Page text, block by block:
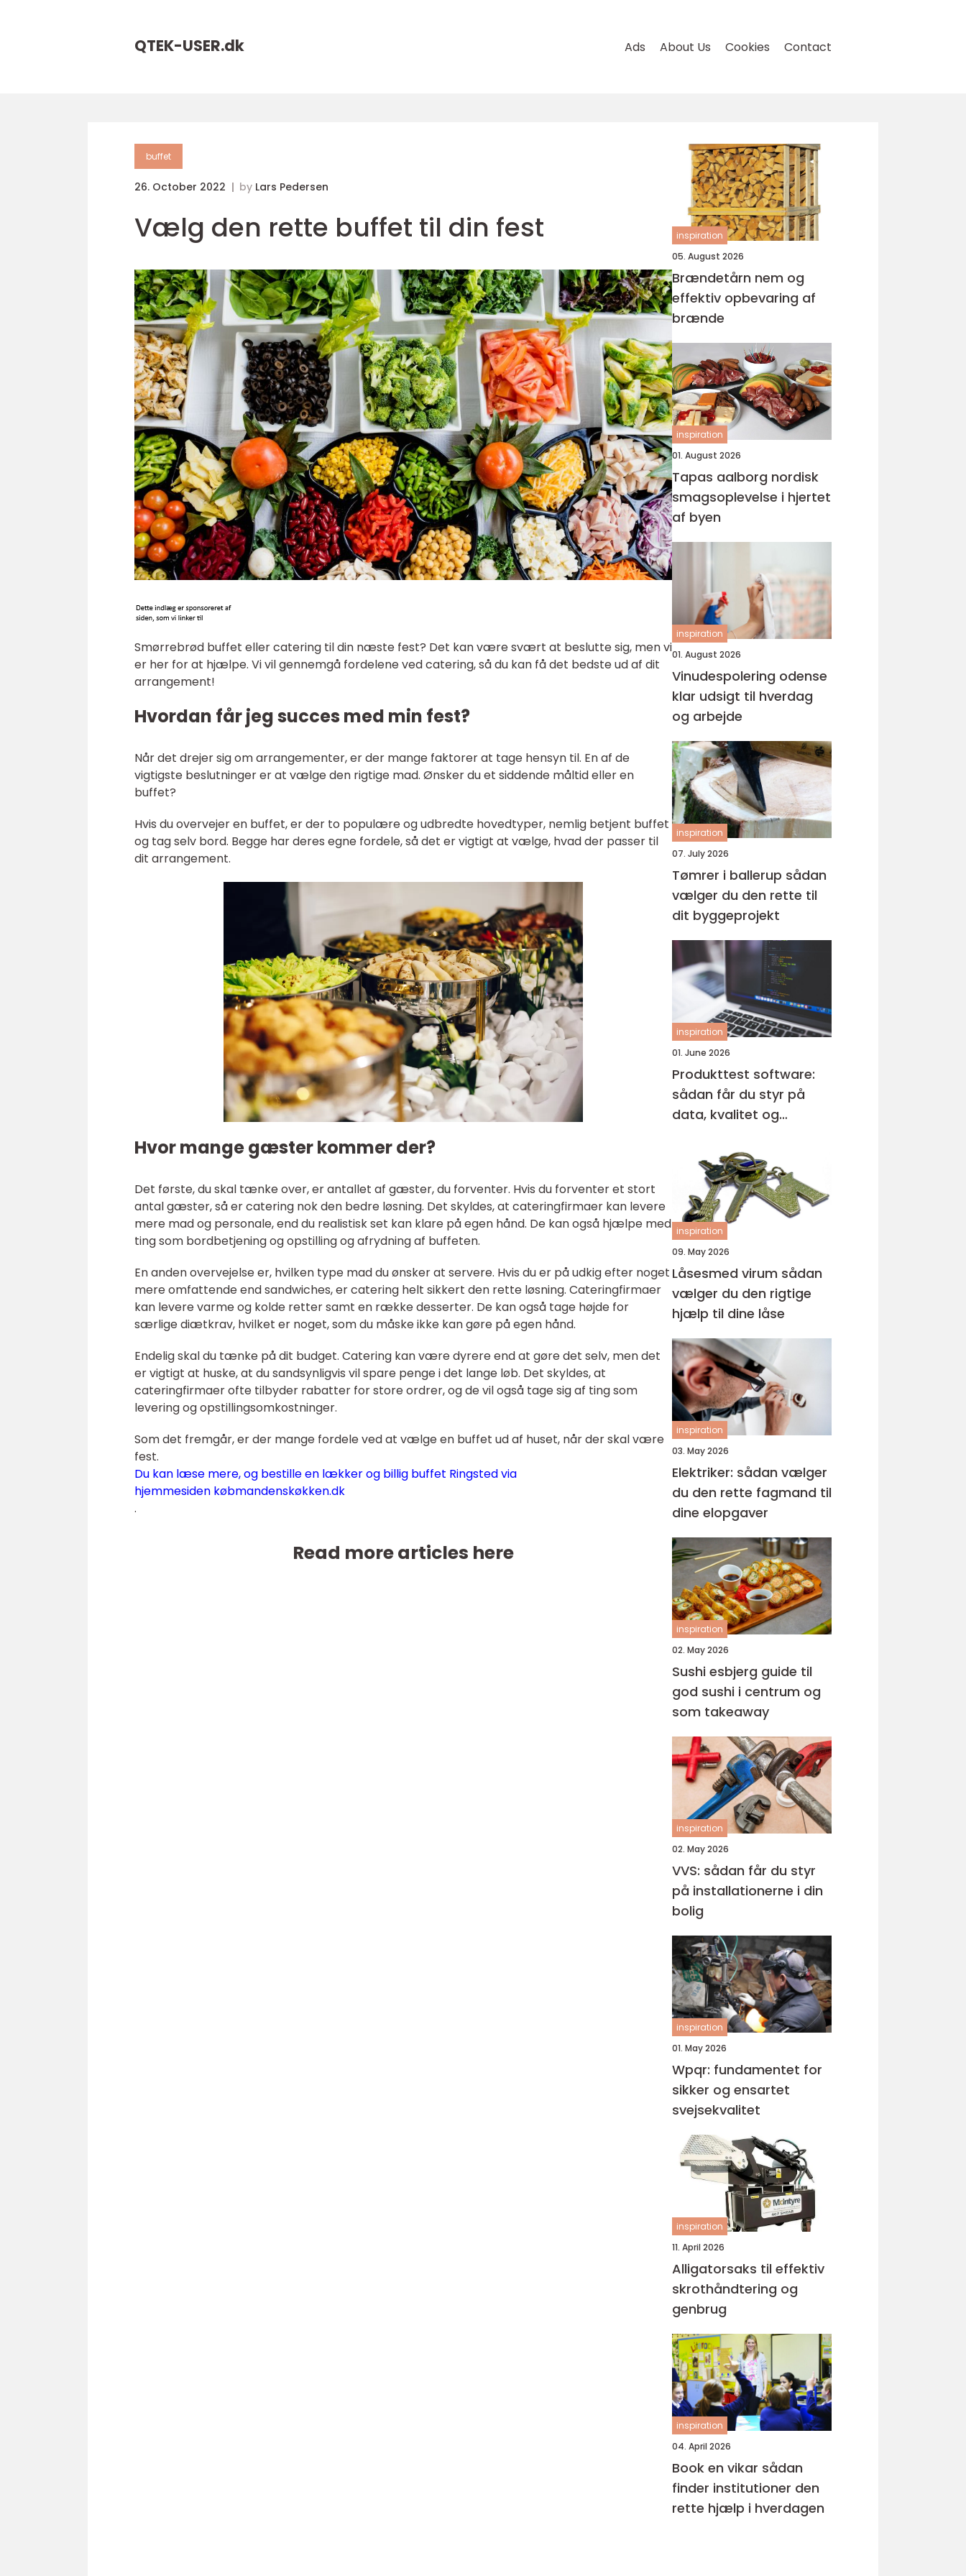
QTEK-USER.dk Ads About Us Cookies Contact
buffet
26. October 2022 by Lars Pedersen
Vælg den rette buffet til din fest
Smørrebrød buffet eller catering til din næste fest? Det kan være svært at beslutte sig, men vi
er her for at hjælpe. Vi vil gennemgå fordelene ved catering, så du kan få det bedste ud af dit
arrangement!
Hvordan får jeg succes med min fest?
Når det drejer sig om arrangementer, er der mange faktorer at tage hensyn til. En af de
vigtigste beslutninger er at vælge den rigtige mad. Ønsker du et siddende måltid eller en
buffet?
Hvis du overvejer en buffet, er der to populære og udbredte hovedtyper, nemlig betjent buffet
og tag selv bord. Begge har deres egne fordele, så det er vigtigt at vælge, hvad der passer til
dit arrangement.
Hvor mange gæster kommer der?
Det første, du skal tænke over, er antallet af gæster, du forventer. Hvis du forventer et stort
antal gæster, så er catering nok den bedre løsning. Det skyldes, at cateringfirmaer kan levere
mere mad og personale, end du realistisk set kan klare på egen hånd. De kan også hjælpe med
ting som bordbetjening og opstilling og afrydning af buffeten.
En anden overvejelse er, hvilken type mad du ønsker at servere. Hvis du er på udkig efter noget
mere omfattende end sandwiches, er catering helt sikkert den rette løsning. Cateringfirmaer
kan levere varme og kolde retter samt en række desserter. De kan også tage højde for
særlige diætkrav, hvilket er noget, som du måske ikke kan gøre på egen hånd.
Endelig skal du tænke på dit budget. Catering kan være dyrere end at gøre det selv, men det
er vigtigt at huske, at du sandsynligvis vil spare penge i det lange løb. Det skyldes, at
cateringfirmaer ofte tilbyder rabatter for store ordrer, og de vil også tage sig af ting som
levering og opstillingsomkostninger.
Som det fremgår, er der mange fordele ved at vælge en buffet ud af huset, når der skal være
fest.
Du kan læse mere, og bestille en lækker og billig buffet Ringsted via
hjemmesiden købmandenskøkken.dk
.
Read more articles here
inspiration
05. August 2026
Brændetårn nem og
effektiv opbevaring af
brænde
inspiration
01. August 2026
Tapas aalborg nordisk
smagsoplevelse i hjertet
af byen
inspiration
01. August 2026
Vinudespolering odense
klar udsigt til hverdag
og arbejde
inspiration
07. July 2026
Tømrer i ballerup sådan
vælger du den rette til
dit byggeprojekt
inspiration
01. June 2026
Produkttest software:
sådan får du styr på
data, kvalitet og
inspiration
09. May 2026
Låsesmed virum sådan
vælger du den rigtige
hjælp til dine låse
inspiration
03. May 2026
Elektriker: sådan vælger
du den rette fagmand til
dine elopgaver
inspiration
02. May 2026
Sushi esbjerg guide til
god sushi i centrum og
som takeaway
inspiration
02. May 2026
VVS: sådan får du styr
på installationerne i din
bolig
inspiration
01. May 2026
Wpqr: fundamentet for
sikker og ensartet
svejsekvalitet
inspiration
11. April 2026
Alligatorsaks til effektiv
skrothåndtering og
genbrug
inspiration
04. April 2026
Book en vikar sådan
finder institutioner den
rette hjælp i hverdagen